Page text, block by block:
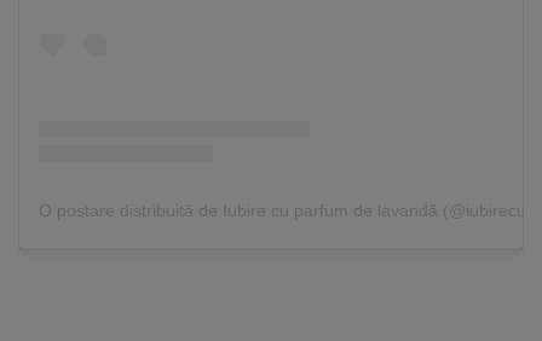
O postare distribuită de Iubire cu parfum de lavandă